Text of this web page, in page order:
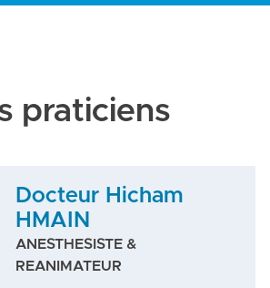
praticiens
Docteur Hicham
HMAIN
ANESTHESISTE &
REANIMATEUR